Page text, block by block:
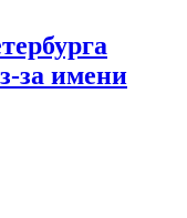
за имени